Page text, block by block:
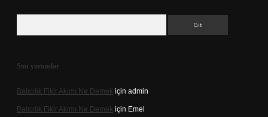
Son yorumlar
Batıcılık Fikir Akımı Ne Demek için admin
Batıcılık Fikir Akımı Ne Demek için Emel